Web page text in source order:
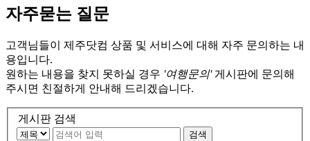
자주묻는 질문
고객님들이 제주닷컴 상품 및 서비스에 대해 자주 문의하는 내
용입니다.
원하는 내용을 찾지 못하실 경우 '여행문의'게시판에 문의해
주시면 친절하게 안내해 드리겠습니다.
게시판 검색
검색